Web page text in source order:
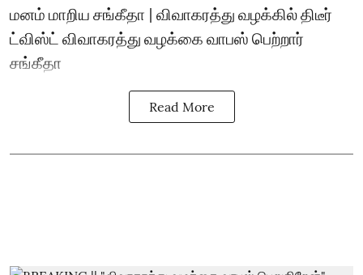
மனம் மாறிய சங்கீதா | விவாகரத்து வழக்கில் திடீர்
ட்விஸ்ட் விவாகரத்து வழக்கை வாபஸ் பெற்றார்
சங்கீதா
Read More